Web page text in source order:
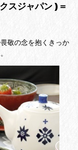
スジャパン )＝
敬の念を抱くきっか